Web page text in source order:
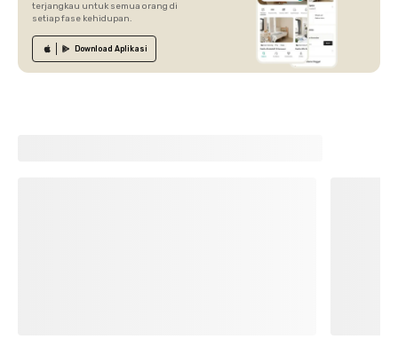
terjangkau untuk semua orang di
setiap fase kehidupan.
Download Aplikasi